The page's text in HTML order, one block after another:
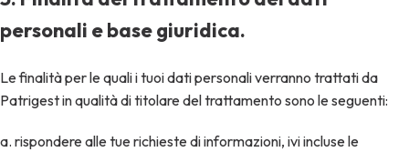
personali e base giuridica.
Le finalità per le quali i tuoi dati personali verranno trattati da
Patrigest in qualità di titolare del trattamento sono le seguenti:
a. rispondere alle tue richieste di informazioni, ivi incluse le